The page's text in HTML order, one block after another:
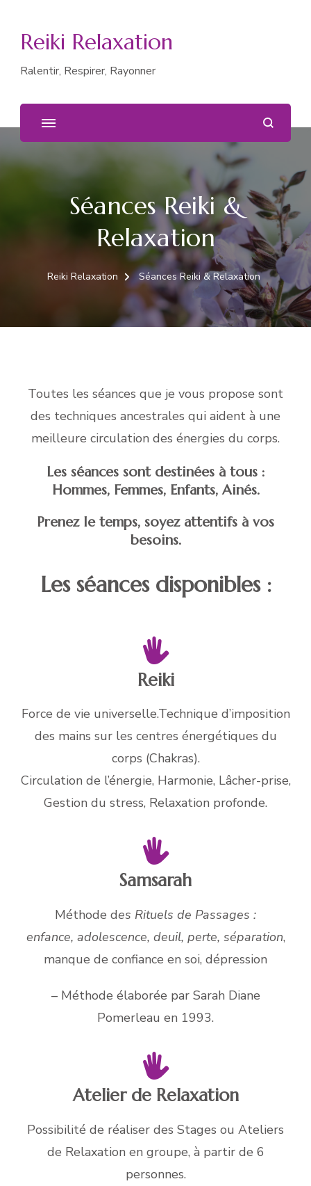
Reiki Relaxation
Ralentir, Respirer, Rayonner
Séances Reiki &
Relaxation
Reiki Relaxation Séances Reiki & Relaxation
Toutes les séances que je vous propose sont
des techniques ancestrales qui aident à une
meilleure circulation des énergies du corps.
Les séances sont destinées à tous :
Hommes, Femmes, Enfants, Ainés.
Prenez le temps, soyez attentifs à vos
besoins.
Les séances disponibles :
Reiki
Force de vie universelle.Technique d’imposition
des mains sur les centres énergétiques du
corps (Chakras).
Circulation de l’énergie, Harmonie, Lâcher-prise,
Gestion du stress, Relaxation profonde.
Samsarah
Méthode des Rituels de Passages :
enfance, adolescence, deuil, perte, séparation,
manque de confiance en soi, dépression
– Méthode élaborée par Sarah Diane
Pomerleau en 1993.
Atelier de Relaxation
Possibilité de réaliser des Stages ou Ateliers
de Relaxation en groupe, à partir de 6
personnes.